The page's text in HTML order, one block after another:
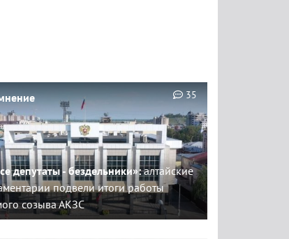
депутаты - бездельники»:алтайские
подвели итоги работы
созыва АКЗС
35